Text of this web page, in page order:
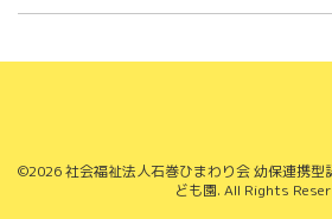
©2026社会福祉法人石巻ひまわり会 幼保連携型
ども園. All Rights